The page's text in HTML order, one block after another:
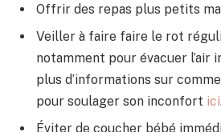
Offrir des repas plus petits
Veiller à faire faire le rot
notamment pour évacuer l’air
plus d’informations sur
pour soulager son inconfort ici
Éviter de coucher bébé